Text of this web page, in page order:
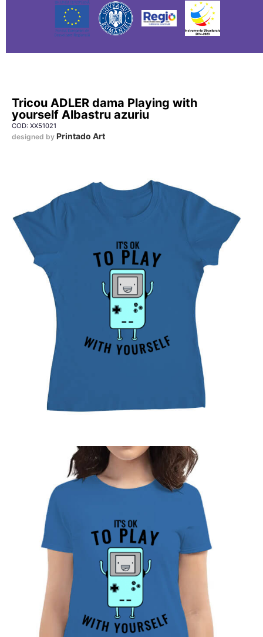
Tricou ADLER dama Playing with
yourself Albastru azuriu
COD: XX51021
designed by Printado Art